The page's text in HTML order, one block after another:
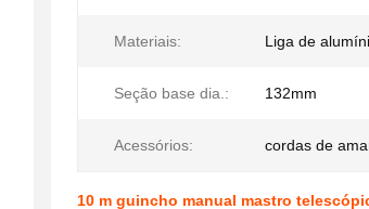
Materiais: Liga de
Seção base dia.: 132mm
Acessórios: cordas de
10 m guincho manual mastro